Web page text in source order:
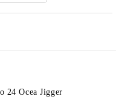
24 Ocea Jigger